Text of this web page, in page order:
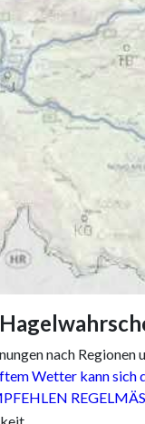
nach Regionen
Wetter kann sich